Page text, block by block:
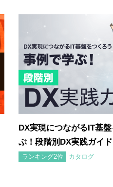
DX実現につながるIT基
ぶ！段階別DX実践ガイド
カタログ